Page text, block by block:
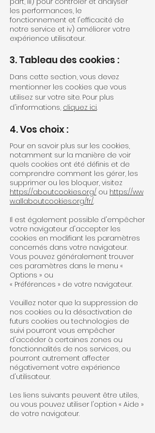
les performances, le
fonctionnement et l'efficacité de
notre service et iv) améliorer votre
expérience utilisateur.
3. Tableau des cookies :
Dans cette section, vous devez
mentionner les cookies que vous
utilisez sur votre site. Pour plus
d'informations, cliquez ici.
4. Vos choix :
Pour en savoir plus sur les cookies,
notamment sur la manière de voir
quels cookies ont été définis et de
comprendre comment les gérer, les
supprimer ou les bloquer, visitez
https://aboutcookies.org/ ou https://ww
w.allaboutcookies.org/fr/.
Il est également possible d'empêcher
votre navigateur d'accepter les
cookies en modifiant les paramètres
concernés dans votre navigateur.
Vous pouvez généralement trouver
ces paramètres dans le menu «
Options » ou
« Préférences » de votre navigateur.
Veuillez noter que la suppression de
nos cookies ou la désactivation de
futurs cookies ou technologies de
suivi pourront vous empêcher
d'accéder à certaines zones ou
fonctionnalités de nos services, ou
pourront autrement affecter
négativement votre expérience
d'utilisateur.
Les liens suivants peuvent être utiles,
ou vous pouvez utiliser l'option « Aide »
de votre navigateur.